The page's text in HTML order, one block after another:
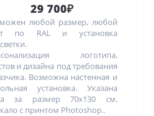
29 700₽
любой размер, любой
по RAL и установка
логотипа,
и дизайна под требования
Возможна настенная и
установка. Указана
за размер 70х130 см.
с принтом Photoshop..